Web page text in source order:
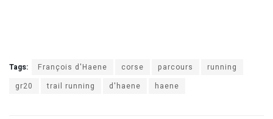
Tags: François d'Haene corse parcours
running
gr20
trail running d'haene haene